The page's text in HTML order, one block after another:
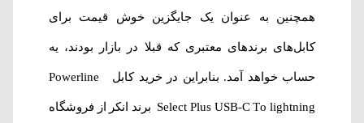
همچنین به عنوان یک جایگزین خوش قیمت برای
کابل‌های برندهای معتبری که قبلا در بازار بودند، یه
حساب خواهد آمد. بنابراین در خرید کابل Powerline
Select Plus USB-C To lightning برند انکر از فروشگاه